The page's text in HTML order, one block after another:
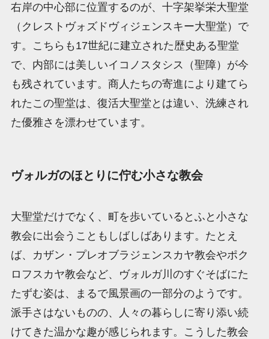
右岸の中心部に位置するのが、十字架挙栄大聖堂
（クレストヴォズドヴィジェンスキー大聖堂）で
す。こちらも17世紀に建立された歴史ある聖堂
で、内部には美しいイコノスタシス（聖障）が今
も残されています。商人たちの寄進により建てら
れたこの聖堂は、復活大聖堂とは違い、洗練され
た優雅さを漂わせています。
ヴォルガのほとりに佇む小さな教会
大聖堂だけでなく、町を歩いているとふと小さな
教会に出会うこともしばしばあります。たとえ
ば、カザン・プレオブラジェンスカヤ教会やポク
ロフスカヤ教会など、ヴォルガ川のすぐそばにた
たずむ姿は、まるで風景画の一部分のようです。
派手さはないものの、人々の暮らしに寄り添い続
けてきた温かな趣が感じられます。こうした教会